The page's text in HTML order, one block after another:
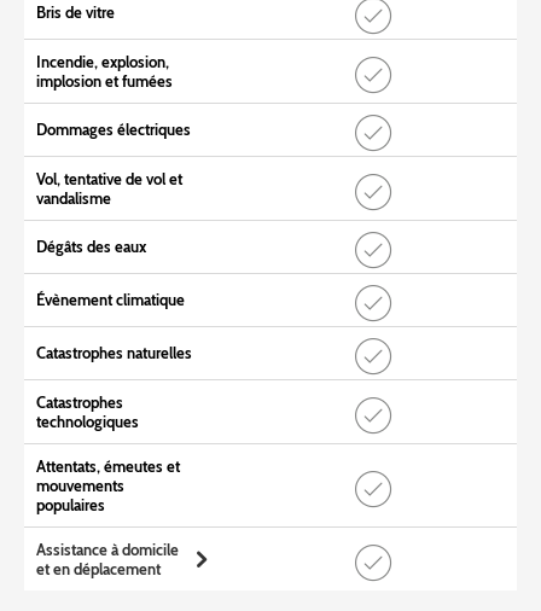
Bris de vitre
Incendie, explosion,
implosion et fumées
Dommages électriques
Vol, tentative de vol et
vandalisme
Dégâts des eaux
Évènement climatique
Catastrophes naturelles
Catastrophes
technologiques
Attentats, émeutes et
mouvements
populaires
Assistance à domicile
et en déplacement